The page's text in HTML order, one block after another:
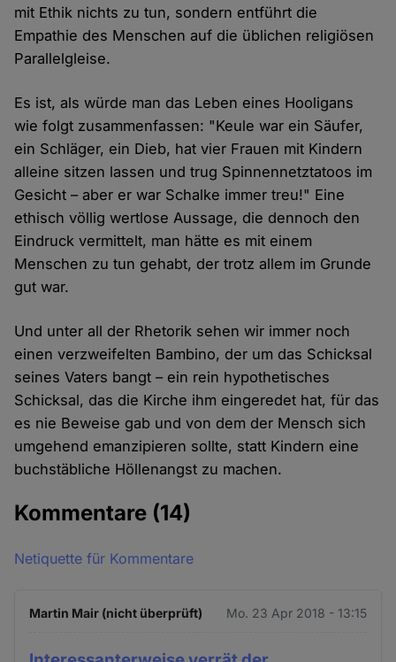
mit Ethik nichts zu tun, sondern entführt die
Empathie des Menschen auf die üblichen religiösen
Parallelgleise.
Es ist, als würde man das Leben eines Hooligans
wie folgt zusammenfassen: "Keule war ein Säufer,
ein Schläger, ein Dieb, hat vier Frauen mit Kindern
alleine sitzen lassen und trug Spinnennetztatoos im
Gesicht – aber er war Schalke immer treu!" Eine
ethisch völlig wertlose Aussage, die dennoch den
Eindruck vermittelt, man hätte es mit einem
Menschen zu tun gehabt, der trotz allem im Grunde
gut war.
Und unter all der Rhetorik sehen wir immer noch
einen verzweifelten Bambino, der um das Schicksal
seines Vaters bangt – ein rein hypothetisches
Schicksal, das die Kirche ihm eingeredet hat, für das
es nie Beweise gab und von dem der Mensch sich
umgehend emanzipieren sollte, statt Kindern eine
buchstäbliche Höllenangst zu machen.
Kommentare (14)
Netiquette für Kommentare
Martin Mair (nicht überprüft) Mo. 23 Apr 2018 - 13:15